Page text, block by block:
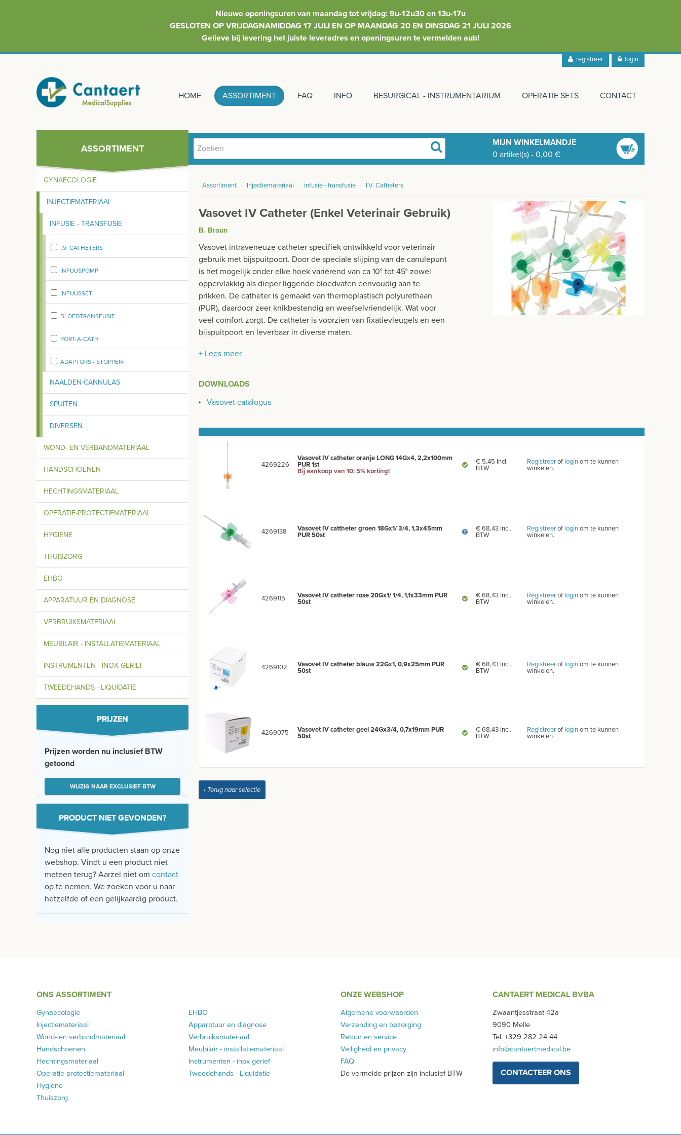
Nieuwe openingsuren van maandag tot vrijdag: 9u-12u30 en 13u-17u
GESLOTEN OP VRIJDAGNAMIDDAG 17 JULI EN OP MAANDAG 20 EN DINSDAG 21 JULI 2026
Gelieve bij levering het juiste leveradres en openingsuren te vermelden aub!
registreer login
HOME ASSORTIMENT FAQ INFO BESURGICAL - INSTRUMENTARIUM OPERATIE SETS CONTACT
ASSORTIMENT
MIJN WINKELMANDJE
0 artikel(s) - 0,00 €
GYNAECOLOGIE
INJECTIEMATERIAAL
INFUSIE - TRANSFUSIE
I.V. CATHETERS
INFUUSPOMP
INFUUSSET
BLOEDTRANSFUSIE
PORT-A-CATH
ADAPTORS - STOPPEN
NAALDEN-CANNULAS
SPUITEN
DIVERSEN
WOND- EN VERBANDMATERIAAL
HANDSCHOENEN
HECHTINGSMATERIAAL
OPERATIE-PROTECTIEMATERIAAL
HYGIENE
THUISZORG
EHBO
APPARATUUR EN DIAGNOSE
VERBRUIKSMATERIAAL
MEUBILAIR - INSTALLATIEMATERIAAL
INSTRUMENTEN - INOX GERIEF
TWEEDEHANDS - LIQUIDATIE
PRIJZEN
Prijzen worden nu inclusief BTW
getoond
WIJZIG NAAR EXCLUSIEF BTW
PRODUCT NIET GEVONDEN?
Nog niet alle producten staan op onze
webshop. Vindt u een product niet
meteen terug? Aarzel niet om contact
op te nemen. We zoeken voor u naar
hetzelfde of een gelijkaardig product.
Assortiment › Injectiemateriaal › infusie - transfusie › I.V. Catheters
Vasovet IV Catheter (enkel Veterinair Gebruik)
B. Braun
Vasovet intraveneuze catheter specifiek ontwikkeld voor veterinair
gebruik met bijspuitpoort. Door de speciale slijping van de canulepunt
is het mogelijk onder elke hoek variërend van ca 10° tot 45° zowel
oppervlakkig als dieper liggende bloedvaten eenvoudig aan te
prikken. De catheter is gemaakt van thermoplastisch polyurethaan
(PUR), daardoor zeer knikbestendig en weefselvriendelijk. Wat voor
veel comfort zorgt. De catheter is voorzien van fixatievleugels en een
bijspuitpoort en leverbaar in diverse maten.
Eigenschappen:
aanprik hoek kan varieren van ca 10° tot 45°
PUR catheter zijn duurzaam en weefslevriendelijk
radiopaque strip aanwezig
bijspuitpunt
water-repellent blood stopper
Luer lock aansluiting
Verkrijgbaar in verschillende kleuren
+ Lees meer
DOWNLOADS
Vasovet catalogus
4269226
Vasovet IV catheter oranje LONG 14Gx4, 2,2x100mm
PUR 1st
Bij aankoop van 10: 5% korting!
€ 5,45 Incl.
BTW
Registreerof loginom te kunnen
winkelen.
4269138
Vasovet IV cattheter groen 18Gx1/ 3/4, 1,3x45mm
PUR 50st
€ 68,43 Incl.
BTW
Registreerof loginom te kunnen
winkelen.
4269115
Vasovet IV catheter rose 20Gx1/ 1/4, 1,1x33mm PUR
50st
€ 68,43 Incl.
BTW
Registreerof loginom te kunnen
winkelen.
4269102
Vasovet IV catheter blauw 22Gx1, 0,9x25mm PUR
50st
€ 68,43 Incl.
BTW
Registreerof loginom te kunnen
winkelen.
4269075
Vasovet IV catheter geel 24Gx3/4, 0,7x19mm PUR
50st
€ 68,43 Incl.
BTW
Registreerof loginom te kunnen
winkelen.
‹ Terug naar selectie
ONS ASSORTIMENT
Gynaecologie
Injectiemateriaal
Wond- en verbandmateriaal
Handschoenen
Hechtingsmateriaal
Operatie-protectiemateriaal
Hygiene
Thuiszorg
EHBO
Apparatuur en diagnose
Verbruiksmateriaal
Meubilair - installatiemateriaal
Instrumenten - inox gerief
Tweedehands - Liquidatie
ONZE WEBSHOP
Algemene voorwaarden
Verzending en bezorging
Retour en service
Veiligheid en privacy
FAQ
De vermelde prijzen zijn inclusief BTW
CANTAERT MEDICAL BVBA
Zwaantjesstraat 42a
9090 Melle
Tel. +329 282 24 44
info@cantaertmedical.be
CONTACTEER ONS